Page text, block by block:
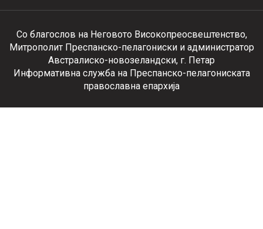
Со благослов на Неговото Високопреосвештенство,
Митрополит Преспанско-пелагониски и администратор
Австралиско-новозеландски, г. Петар
Информативна служба на Преспанско-пелагониската
православна епархија